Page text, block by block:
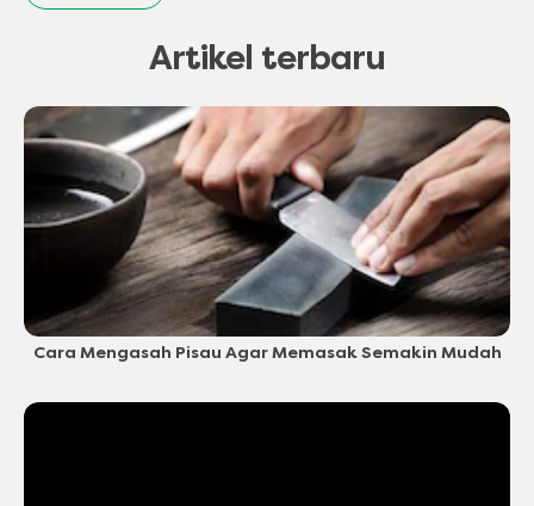
Artikel terbaru
Cara Mengasah Pisau Agar Memasak Semakin Mudah